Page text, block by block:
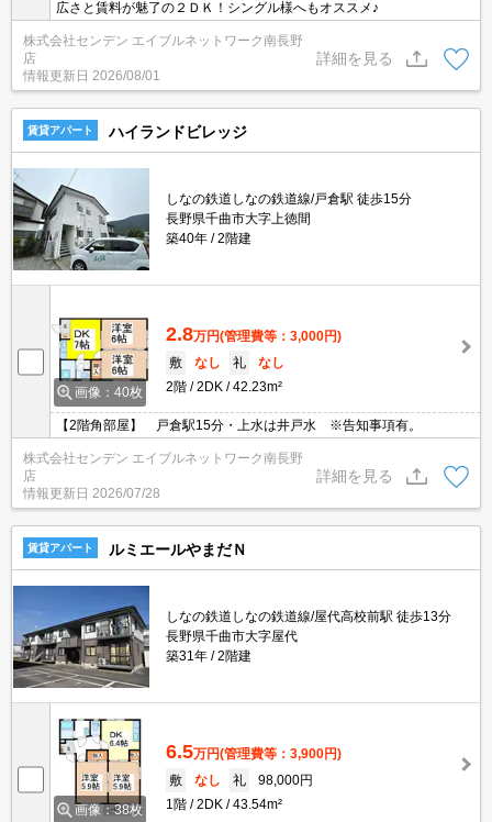
広さと賃料が魅了の２ＤＫ！シングル様へもオススメ♪
株式会社センデン エイブルネットワーク南長野
店
情報更新日 2026/08/01
詳細を見る
賃貸アパート ハイランドビレッジ
しなの鉄道しなの鉄道線/戸倉駅 徒歩15分
長野県千曲市大字上徳間
築40年
2階建
画像：40枚
2.8万円(管理費等：3,000円)
敷
なし 礼
なし
2階
2DK 42.23m²
【2階角部屋】 戸倉駅15分・上水は井戸水 ※告知事項有。
株式会社センデン エイブルネットワーク南長野
店
情報更新日 2026/07/28
詳細を見る
賃貸アパート ルミエールやまだＮ
しなの鉄道しなの鉄道線/屋代高校前駅 徒歩13分
長野県千曲市大字屋代
築31年
2階建
画像：38枚
6.5万円(管理費等：3,900円)
敷
なし 礼
98,000円
1階
2DK 43.54m²